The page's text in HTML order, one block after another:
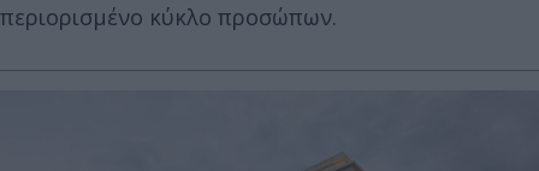
περιορισμένο κύκλο προσώπων.